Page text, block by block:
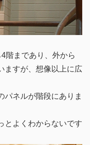
階まであり、外から
ますが、想像以上に広
パネルが階段にありま
とよくわからないです